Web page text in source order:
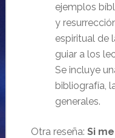
ejemplos
y
espiritual de
guiar a los
Se incluye
bibliografía,
generales.
Otra reseña: Si